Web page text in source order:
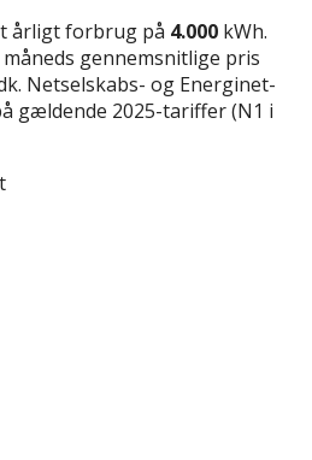
årligt forbrug på 4.000 kWh.
gennemsnitlige pris
Netselskabs- og Energinet-
gældende 2025-tariffer (N1 i